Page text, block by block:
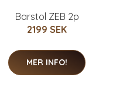
Barstol ZEB 2p
2199 SEK
MER INFO!